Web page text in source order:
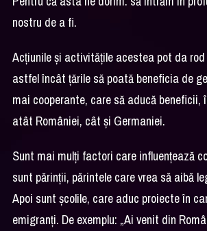
nostru de a fi.
Acțiunile și activitățile acestea pot da rod
astfel încât țările să poată beneficia de
mai cooperante, care să aducă beneficii,
atât României, cât și Germaniei.
Sunt mai mulți factori care influențează
sunt părinții, părintele care vrea să aibă
Apoi sunt școlile, care aduc proiecte în
emigranți. De exemplu: „Ai venit din